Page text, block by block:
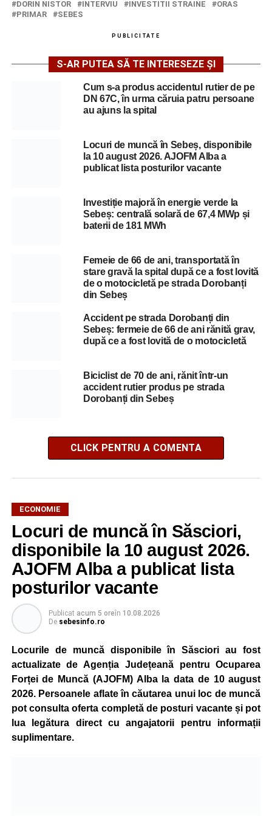
DORIN NISTOR INTERVIU INVESTITII STRAINE
ORAS
PRIMAR
SEBES
PUBLICITATE
S-AR PUTEA SĂ TE INTERESEZE ȘI
Cum s-a produs accidentul rutier de pe
DN 67C, în urma căruia patru persoane
au ajuns la spital
Locuri de muncă în Sebeș, disponibile
la 10 august 2026. AJOFM Alba a
publicat lista posturilor vacante
Investiție majoră în energie verde la
Sebeș: centrală solară de 67,4 MWp și
baterii de 181 MWh
Femeie de 66 de ani, transportată în
stare gravă la spital după ce a fost lovită
de o motocicletă pe strada Dorobanți
din Sebeș
Accident pe strada Dorobanți din
Sebeș: fermeie de 66 de ani rănită grav,
după ce a fost lovită de o motocicletă
Biciclist de 70 de ani, rănit într-un
accident rutier produs pe strada
Dorobanți din Sebeș
CLICK PENTRU A COMENTA
ECONOMIE
Locuri de muncă în Săsciori,
disponibile la 10 august 2026.
AJOFM Alba a publicat lista
posturilor vacante
Publicat acum 5 oreîn 10.08.2026
De sebesinfo.ro
Locurile de muncă disponibile în Săsciori au fost
actualizate de Agenția Județeană pentru Ocuparea
Forței de Muncă (AJOFM) Alba la data de 10 august
2026. Persoanele aflate în căutarea unui loc de muncă
pot consulta oferta completă de posturi vacante și pot
lua legătura direct cu angajatorii pentru informații
suplimentare.